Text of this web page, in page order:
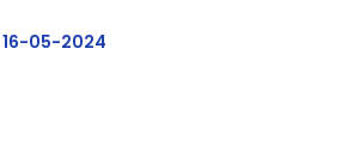
16-05-2024